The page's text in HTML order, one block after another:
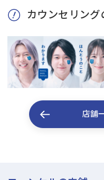
カウンセリング
店舗